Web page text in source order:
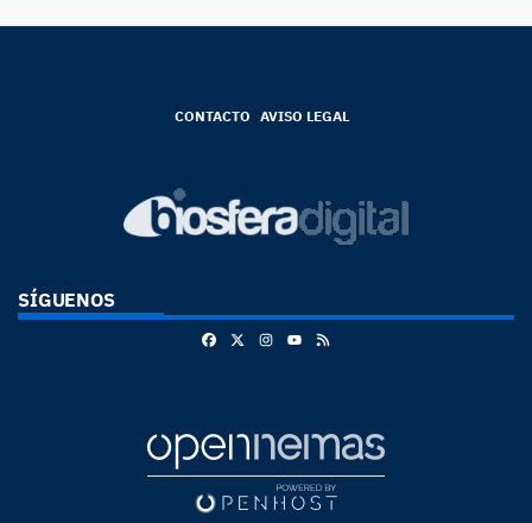
CONTACTO AVISO LEGAL
SÍGUENOS
FacebookInstagram